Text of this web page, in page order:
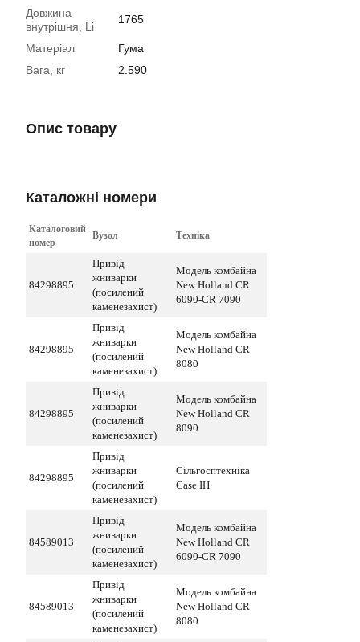
Довжина
внутрішня, Li
1765
Матеріал
Гума
Вага, кг
2.590
Опис товару
Каталожні номери
Каталоговий
номер
Вузол Техніка
84298895
Привід
жниварки
(посилений
каменезахист)
Модель комбайна
New Holland CR
6090-CR 7090
84298895
Привід
жниварки
(посилений
каменезахист)
Модель комбайна
New Holland CR
8080
84298895
Привід
жниварки
(посилений
каменезахист)
Модель комбайна
New Holland CR
8090
84298895
Привід
жниварки
(посилений
каменезахист)
Сільгосптехніка
Case IH
84589013
Привід
жниварки
(посилений
каменезахист)
Модель комбайна
New Holland CR
6090-CR 7090
84589013
Привід
жниварки
(посилений
каменезахист)
Модель комбайна
New Holland CR
8080